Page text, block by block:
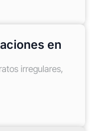
en
irregulares,